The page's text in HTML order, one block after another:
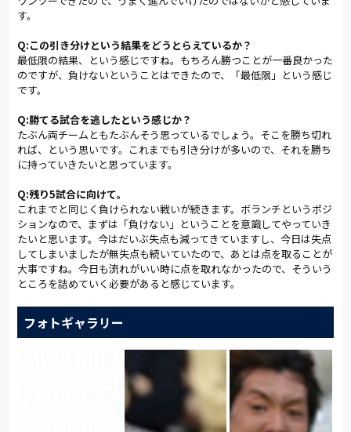
す。
Q:この引き分けという結果をどうとらえているか？
最低限の結果、という感じですね。もちろん勝つことが一番良かった
のですが、負けないということはできたので、「最低限」という感じ
です。
Q:勝てる試合を逃したという感じか？
たぶん両チームともたぶんそう思っているでしょう。そこを勝ち切れ
れば、という思いです。これまでも引き分けが多いので、それを勝ち
に持っていきたいと思っています。
Q:残り5試合に向けて。
これまでと同じく負けられない戦いが続きます。ボランチというポジ
ションなので、まずは「負けない」ということを意識してやっていき
たいと思います。今はだいぶ失点も減ってきていますし、今日は失点
してしまいましたが無失点も続いていたので、あとは点を取ることが
大事ですね。今日も流れがいい時に点を取れなかったので、そういう
ところを詰めていく必要があると感じています。
フォトギャラリー